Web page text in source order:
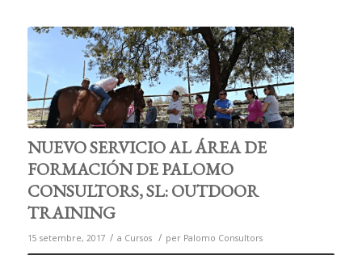
NUEVO SERVICIO AL ÁREA DE
FORMACIÓN DE PALOMO
CONSULTORS, SL: OUTDOOR
TRAINING
15 setembre, 2017 / a Cursos / per Palomo Consultors